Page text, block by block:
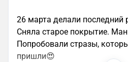
26 марта делали последний
Сняла старое покрытие.
Попробовали стразы,
пришли😍